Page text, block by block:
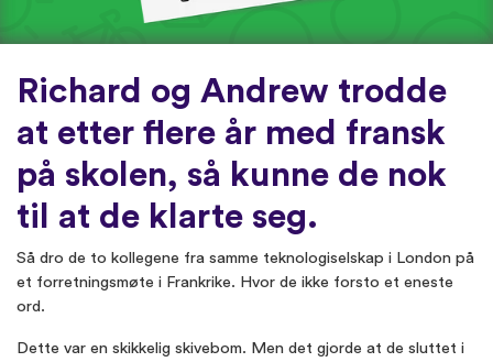
Richard og Andrew trodde
at etter flere år med fransk
på skolen, så kunne de nok
til at de klarte seg.
Så dro de to kollegene fra samme teknologiselskap i London på
et forretningsmøte i Frankrike. Hvor de ikke forsto et eneste
ord.
Dette var en skikkelig skivebom. Men det gjorde at de sluttet i